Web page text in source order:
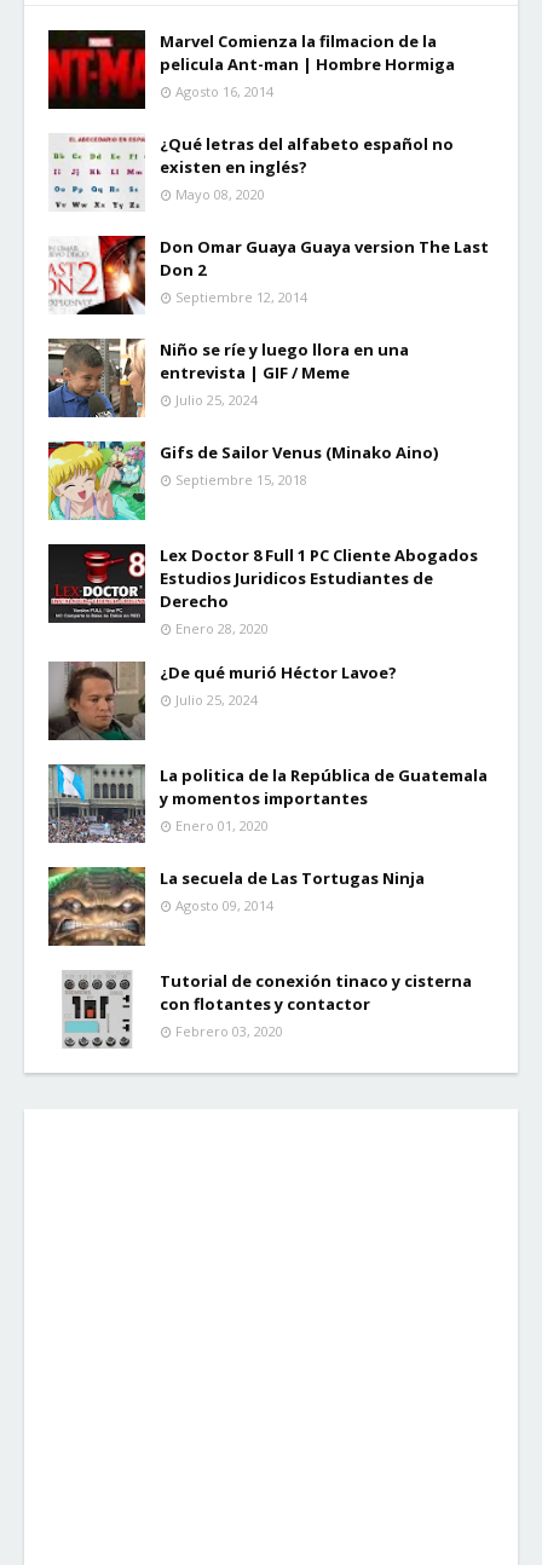
Marvel Comienza la filmacion de la
pelicula Ant-man | Hombre Hormiga
Agosto 16, 2014
¿Qué letras del alfabeto español no
existen en inglés?
Mayo 08, 2020
Don Omar Guaya Guaya version The Last
Don 2
Septiembre 12, 2014
Niño se ríe y luego llora en una
entrevista | GIF / Meme
Julio 25, 2024
Gifs de Sailor Venus (Minako Aino)
Septiembre 15, 2018
Lex Doctor 8 Full 1 PC Cliente Abogados
Estudios Juridicos Estudiantes de
Derecho
Enero 28, 2020
¿De qué murió Héctor Lavoe?
Julio 25, 2024
La politica de la República de Guatemala
y momentos importantes
Enero 01, 2020
La secuela de Las Tortugas Ninja
Agosto 09, 2014
Tutorial de conexión tinaco y cisterna
con flotantes y contactor
Febrero 03, 2020